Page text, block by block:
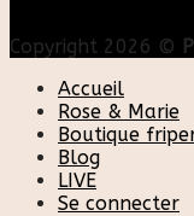
Copyright 2026 ©
Accueil
Rose & Marie
Boutique
Blog
LIVE
Se connecter